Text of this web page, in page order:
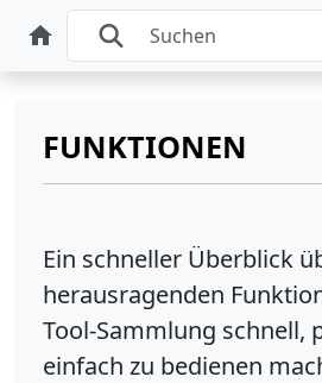
FUNKTIONEN
Ein schneller Überblick
herausragenden
Tool-Sammlung schnell,
einfach zu bedienen